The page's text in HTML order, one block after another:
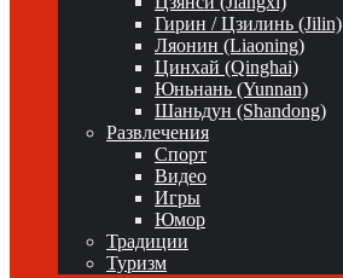
Гирин / Цзилинь (Jilin)
Ляонин (Liaoning)
Цинхай (Qinghai)
Юньнань (Yunnan)
Шаньдун (Shandong)
Развлечения
Спорт
Видео
Игры
Юмор
Традиции
Туризм